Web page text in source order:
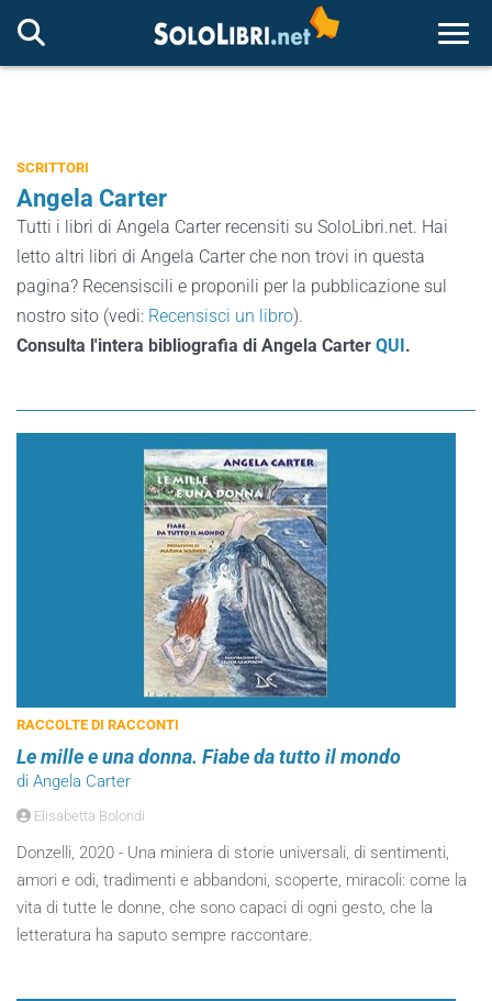
SCRITTORI
Angela Carter
Tutti i libri di Angela Carter recensiti su SoloLibri.net. Hai
letto altri libri di Angela Carter che non trovi in questa
pagina? Recensiscili e proponili per la pubblicazione sul
nostro sito (vedi: Recensisci un libro).
Consulta l'intera bibliografia di Angela Carter QUI.
RACCOLTE DI RACCONTI
Le mille e una donna. Fiabe da tutto il mondo
di Angela Carter
Elisabetta Bolondi
Donzelli, 2020 - Una miniera di storie universali, di sentimenti,
amori e odi, tradimenti e abbandoni, scoperte, miracoli: come la
vita di tutte le donne, che sono capaci di ogni gesto, che la
letteratura ha saputo sempre raccontare.